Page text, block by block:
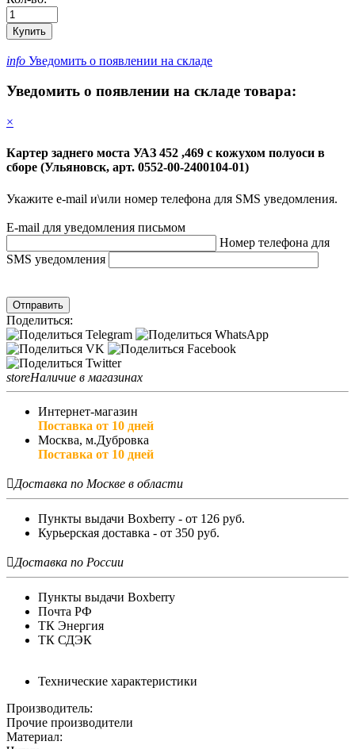
Купить
info Уведомить о появлении на складе
Уведомить о появлении на складе товара:
×
Картер заднего моста УАЗ 452 ,469 с кожухом полуоси в
сборе (Ульяновск, арт. 0552-00-2400104-01)
Укажите e-mail и\или номер телефона для SMS уведомления.
E-mail для уведомления письмом
Номер телефона для
SMS уведомления
Отправить
Поделиться:
storeНаличие в магазинах
Интернет-магазин
Поставка от 10 дней
Москва, м.Дубровка
Поставка от 10 дней
Доставка по Москве в области
Пункты выдачи Boxberry - от 126 руб.
Курьерская доставка - от 350 руб.
Доставка по России
Пункты выдачи Boxberry
Почта РФ
ТК Энергия
ТК СДЭК
Технические характеристики
Производитель:
Прочие производители
Материал: